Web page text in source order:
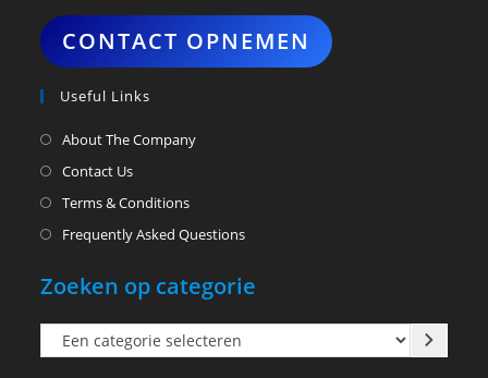
CONTACT OPNEMEN
Useful Links
About The Company
Contact Us
Terms & Conditions
Frequently Asked Questions
Zoeken op categorie
Een
categorie